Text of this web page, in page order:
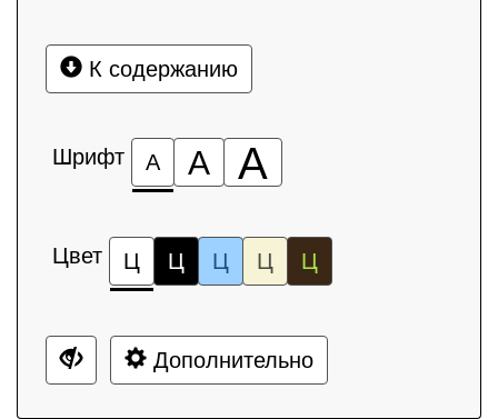
К содержанию
Шрифт А А А
Цвет Ц Ц Ц Ц Ц
Дополнительно